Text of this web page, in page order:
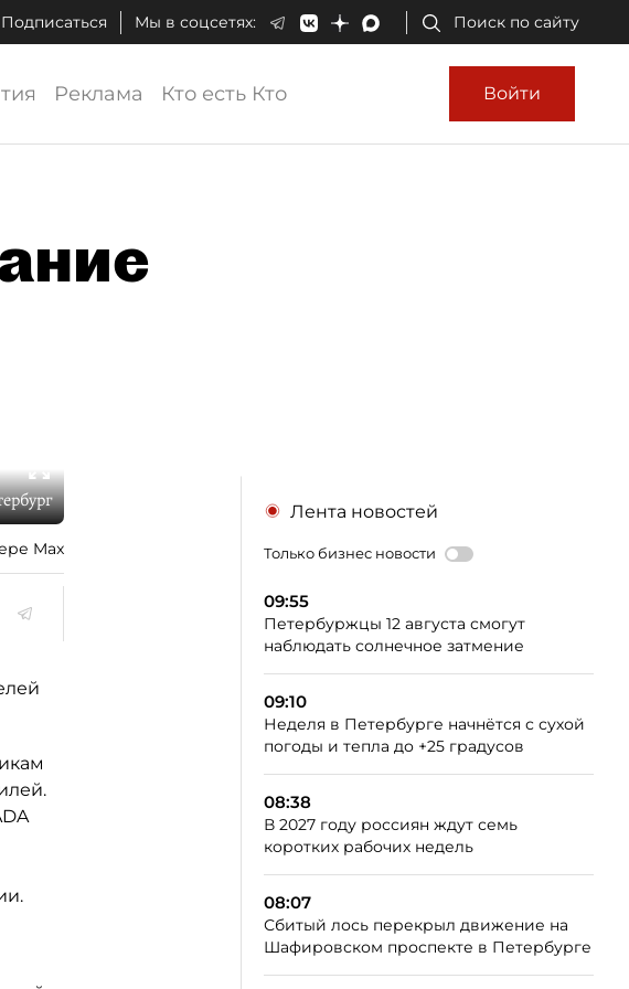
Подписаться Мы в соцсетях: Поиск по сайту
Реклама Кто есть Кто Войти
Max
Лента новостей
Только бизнес новости
09:55
Петербуржцы 12 августа смогут
наблюдать солнечное затмение
09:10
Неделя в Петербурге начнётся с сухой
погоды и тепла до +25 градусов
08:38
В 2027 году россиян ждут семь
коротких рабочих недель
08:07
Сбитый лось перекрыл движение на
Шафировском проспекте в Петербурге